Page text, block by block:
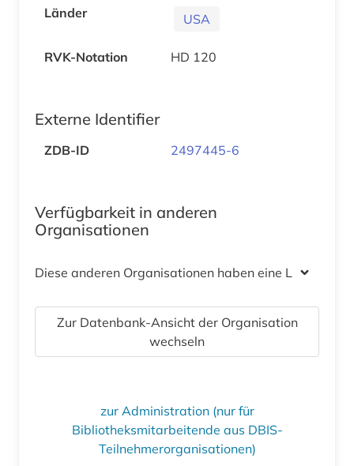
Länder
USA
RVK-Notation HD 120
Externe Identifier
ZDB-ID 2497445-6
Verfügbarkeit in anderen
Organisationen
Diese anderen Organisationen haben eine Lizenz
Zur Datenbank-Ansicht der Organisation
wechseln
zur Administration (nur für
Bibliotheksmitarbeitende aus DBIS-
Teilnehmerorganisationen)